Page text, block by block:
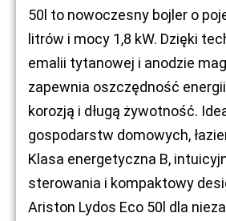
50l to nowoczesny bojler o
litrów i mocy 1,8 kW. Dzięki
emalii tytanowej i anodzie
zapewnia oszczędność
korozją i długą żywotność.
gospodarstw domowych,
Klasa energetyczna B,
sterowania i kompaktowy
Ariston Lydos Eco 50l dla